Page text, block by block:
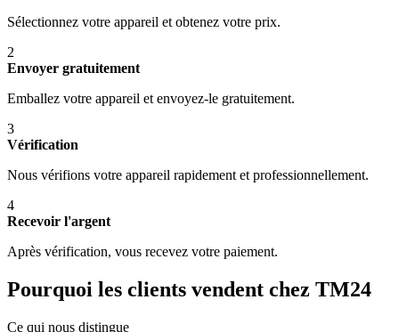
Sélectionnez votre appareil et obtenez votre prix.
2
Envoyer gratuitement
Emballez votre appareil et envoyez-le gratuitement.
3
Vérification
Nous vérifions votre appareil rapidement et professionnellement.
4
Recevoir l'argent
Après vérification, vous recevez votre paiement.
Pourquoi les clients vendent chez TM24
Ce qui nous distingue